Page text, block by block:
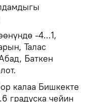
-4...1,
Талас
Баткен
калаа Бишкекте
градуска чейин